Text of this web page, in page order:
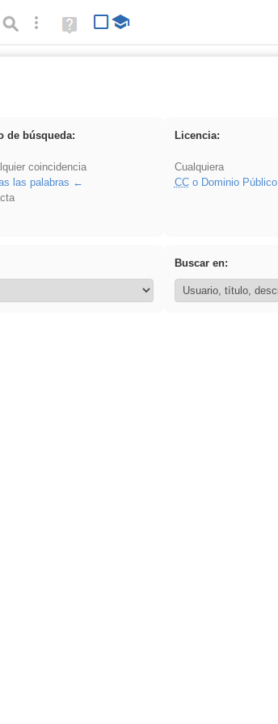
Búsqueda avanzada
Ayuda
(en
de búsqueda:
coincidencia
las palabras
Licencia:
Cualquiera
CCo Dominio Público
Buscar en: